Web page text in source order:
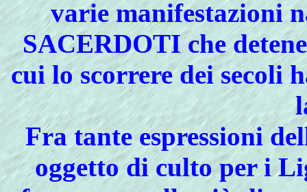
varie manifestazioni
SACERDOTI che
cui lo scorrere dei secoli
Fra tante espressioni
oggetto di culto per i